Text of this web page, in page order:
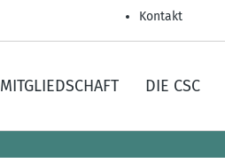
Kontakt
MITGLIEDSCHAFT DIE CSC